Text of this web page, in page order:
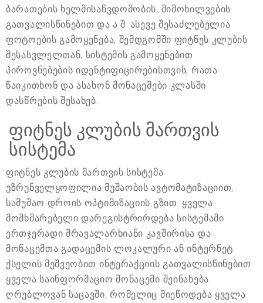
ბარათების ხელმისაწვდომობის, მიმოხილვების
გათვალისწინებით და ა.შ. ასევე შესაძლებელია
ფოტოების გამოყენება, შემდგომში ფიტნეს კლუბის
შესასვლელთან, სისტემის გამოყენებით
პიროვნებების იდენტიფიცირებისთვის, რათა
წაიკითხონ და ასახონ მონაცემები კლასში
დასწრების შესახებ.
ფიტნეს კლუბის მართვის
სისტემა
ფიტნეს კლუბის მართვის სისტემა
უზრუნველყოფილია მუშაობის ავტომატიზაციით,
სამუშაო დროის ოპტიმიზაციის გზით. ყველა
მომხმარებელი დარეგისტრირდება სისტემაში
ერთჯერადი მრავალარხიანი კავშირისა და
მონაცემთა გადაცემის ლოკალური ან ინტერნეტ
ქსელის მეშვეობით ინტერაქციის გათვალისწინებით.
ყველა საინფორმაციო მონაცემი შეინახება
ღრუბლოვან საცავში, რომელიც მიეწოდება ყველა